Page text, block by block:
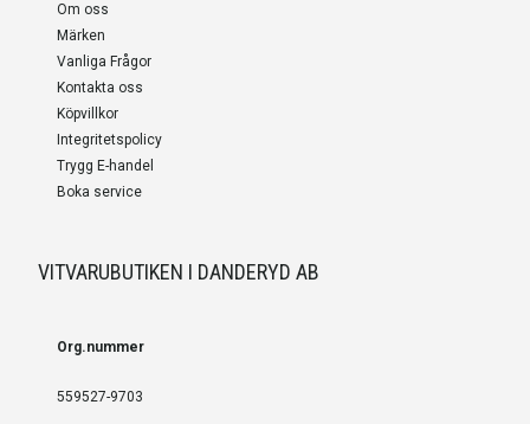
Om oss
Märken
Vanliga Frågor
Kontakta oss
Köpvillkor
Integritetspolicy
Trygg E-handel
Boka service
VITVARUBUTIKEN I DANDERYD AB
Org.nummer
559527-9703